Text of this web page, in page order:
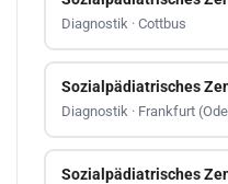
Diagnostik · Cottbus
Sozialpädiatrisches
Diagnostik · Frankfurt
Sozialpädiatrisches